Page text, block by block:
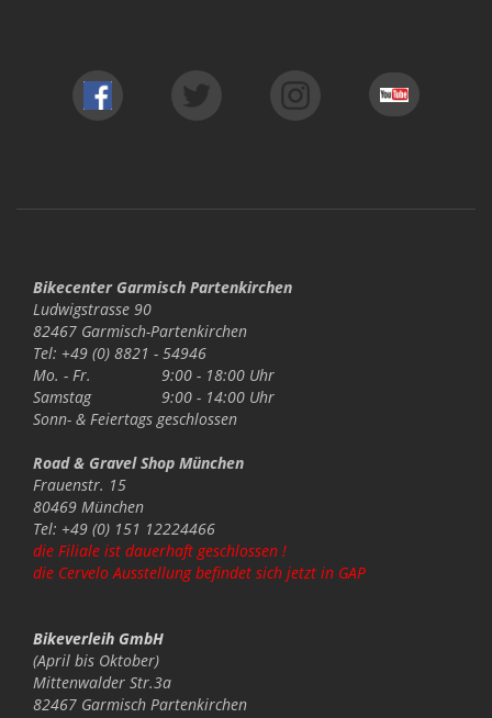
Bikecenter Garmisch Partenkirchen
Ludwigstrasse 90
82467 Garmisch-Partenkirchen
Tel: +49 (0) 8821 - 54946
Mo. - Fr.
9:00 - 18:00 Uhr
Samstag
9:00 - 14:00 Uhr
Sonn- & Feiertags geschlossen
Road & Gravel Shop München
Frauenstr. 15
80469 München
Tel: +49 (0) 151 12224466
die Filiale ist dauerhaft geschlossen !
die Cervelo Ausstellung befindet sich jetzt in GAP
Bikeverleih GmbH
(April bis Oktober)
Mittenwalder Str.3a
82467 Garmisch Partenkirchen